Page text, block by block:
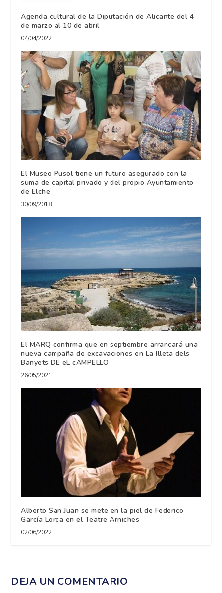
Agenda cultural de la Diputación de Alicante del 4
de marzo al 10 de abril
04/04/2022
El Museo Pusol tiene un futuro asegurado con la
suma de capital privado y del propio Ayuntamiento
de Elche
30/09/2018
El MARQ confirma que en septiembre arrancará una
nueva campaña de excavaciones en La Illeta dels
Banyets DE eL cAMPELLO
26/05/2021
Alberto San Juan se mete en la piel de Federico
García Lorca en el Teatre Arniches
02/06/2022
DEJA UN COMENTARIO